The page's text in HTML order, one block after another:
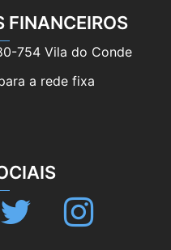
FINANCEIROS
754 Vila do Conde
a rede fixa
Twitter Instagram